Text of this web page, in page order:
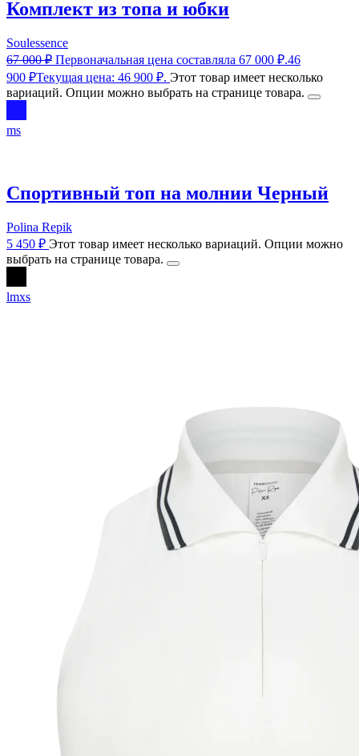
Комплект из топа и юбки
Soulessence
67 000₽ Первоначальная цена составляла 67 000 ₽.46
900 ₽Текущая цена: 46 900 ₽. Этот товар имеет несколько
вариаций. Опции можно выбрать на странице товара.
ms
Спортивный топ на молнии Черный
Polina Repik
5 450 ₽ Этот товар имеет несколько вариаций. Опции можно
выбрать на странице товара.
lmxs